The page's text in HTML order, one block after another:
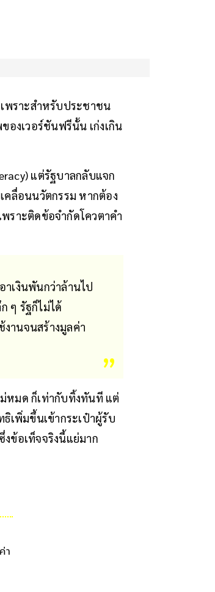
เพราะสำหรับประชาชน
งเวอร์ชันฟรีนั้น เก่งเกิน
แต่รัฐบาลกลับแจก
ลื่อนนวัตกรรม หากต้อง
ราะติดข้อจำกัดโควตาคำ
าเงินพันกว่าล้านไป
ๆ รัฐก็ไม่ได้
านจนสร้างมูลค่า
หมด ก็เท่ากับทิ้งทันที แต่
เพิ่มขึ้นเข้ากระเป๋าผู้รับ
ข้อเท็จจริงนี้แย่มาก
า